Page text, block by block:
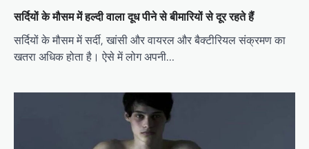
सर्दियों के मौसम में हल्दी वाला दूध पीने से बीमारियों से दूर रहते हैं
सर्दियों के मौसम में सर्दी, खांसी और वायरल और बैक्टीरियल संक्रमण का
खतरा अधिक होता है। ऐसे में लोग अपनी…